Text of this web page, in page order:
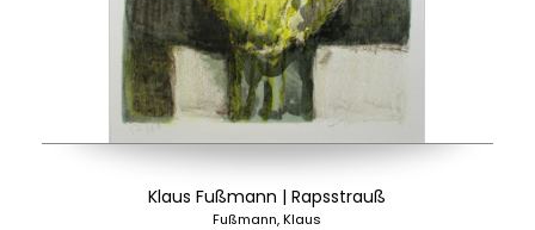
Klaus Fußmann | Rapsstrauß
Fußmann, Klaus